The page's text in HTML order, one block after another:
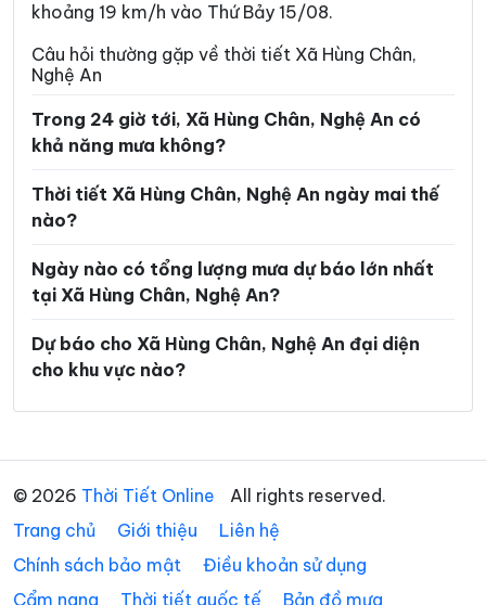
Xã Hùng Châu Xã Hưng Nguyên
Xã Hưng Nguyên Nam Xã Huồi Tụ
Xã Keng Đu
Xã Kim Liên Xã Lam Thành
Xã Lượng Minh
Xã Mậu Thạch Xã Minh Châu
Xã Minh Hợp Xã Môn Sơn
Xã Mường Chọng Xã Mường Ham
Xã Mỹ Lý Xã Na Loi
Xã Na Ngoi Xã Nậm Cắn
Xã Nam Đàn Xã Nga My
khoảng 19 km/h vào Thứ Bảy 15/08.
Câu hỏi thường gặp về thời tiết Xã Hùng Chân,
Nghệ An
Trong 24 giờ tới, Xã Hùng Chân, Nghệ An có
khả năng mưa không?
Thời tiết Xã Hùng Chân, Nghệ An ngày mai thế
nào?
Ngày nào có tổng lượng mưa dự báo lớn nhất
tại Xã Hùng Chân, Nghệ An?
Dự báo cho Xã Hùng Chân, Nghệ An đại diện
cho khu vực nào?
© 2026 Thời Tiết Online
All rights reserved.
Trang chủ
Giới thiệu
Liên hệ
Chính sách bảo mật
Điều khoản sử dụng
Cẩm nang
Thời tiết quốc tế Bản đồ mưa